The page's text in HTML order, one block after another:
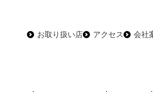
お取り扱い店 アクセス 会社